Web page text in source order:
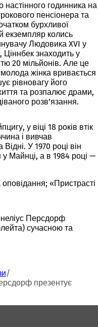
годинника на
пенсіонера та
бурхливої
екземпляр колись
Людовика XVI у
Ціннбек знаходить у
20 мільйонів. Але це
жінка вривається
рівновагу його
та розпалює драми,
розв’язання.
у віці 18 років втік
і вивчав
У 1970 році він
у Майнці, а в 1984 році —
«Пристрасті
Персдорф
сучасною та
презентує